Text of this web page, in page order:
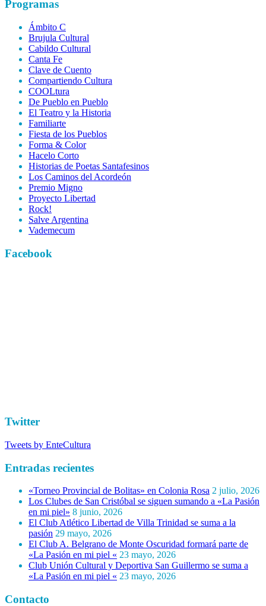
Programas
Ámbito C
Brujula Cultural
Cabildo Cultural
Canta Fe
Clave de Cuento
Compartiendo Cultura
COOLtura
De Pueblo en Pueblo
El Teatro y la Historia
Familiarte
Fiesta de los Pueblos
Forma & Color
Hacelo Corto
Historias de Poetas Santafesinos
Los Caminos del Acordeón
Premio Migno
Proyecto Libertad
Rock!
Salve Argentina
Vademecum
Facebook
Twitter
Tweets by EnteCultura
Entradas recientes
«Torneo Provincial de Bolitas» en Colonia Rosa 2 julio, 2026
Los Clubes de San Cristóbal se siguen sumando a «La Pasión
en mi piel» 8 junio, 2026
El Club Atlético Libertad de Villa Trinidad se suma a la
pasión 29 mayo, 2026
El Club A. Belgrano de Monte Oscuridad formará parte de
«La Pasión en mi piel « 23 mayo, 2026
Club Unión Cultural y Deportiva San Guillermo se suma a
«La Pasión en mi piel « 23 mayo, 2026
Contacto